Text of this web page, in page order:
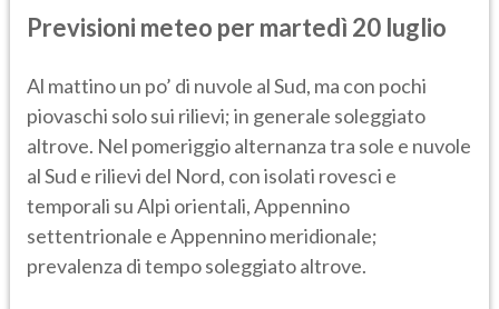
Previsioni meteo permartedì 20 luglio
Al mattino un po’ di nuvole al Sud, ma con pochi
piovaschi solo sui rilievi; in generale soleggiato
altrove. Nel pomeriggio alternanza tra sole e nuvole
al Sud e rilievi del Nord, con isolati rovesci e
temporali su Alpi orientali, Appennino
settentrionale e Appennino meridionale;
prevalenza di tempo soleggiato altrove.